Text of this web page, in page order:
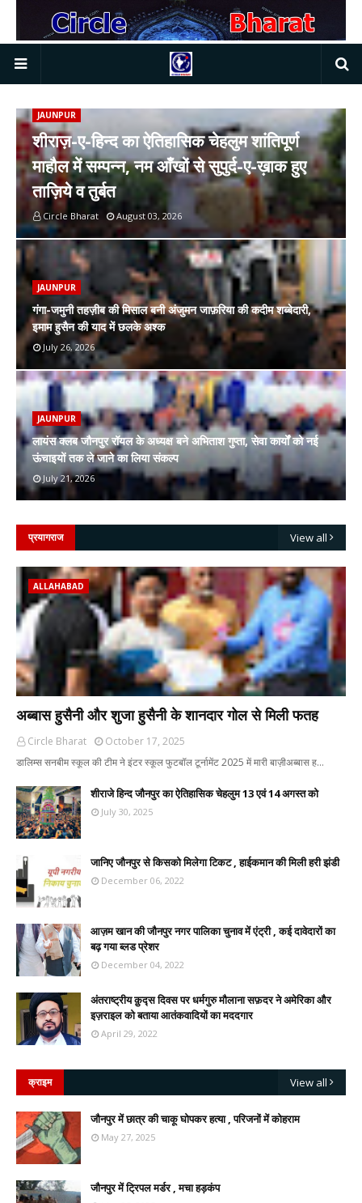
JAUNPUR
शीराज़-ए-हिन्द का ऐतिहासिक चेहलुम शांतिपूर्ण
माहौल में सम्पन्न, नम आँखों से सुपुर्द-ए-ख़ाक हुए
ताज़िये व तुर्बत
Circle Bharat August 03, 2026
JAUNPUR
गंगा-जमुनी तहज़ीब की मिसाल बनी अंजुमन जाफ़रिया की कदीम शब्बेदारी,
इमाम हुसैन की याद में छलके अश्क
July 26, 2026
JAUNPUR
लायंस क्लब जौनपुर रॉयल के अध्यक्ष बने अभिताश गुप्ता, सेवा कार्यों को नई
ऊंचाइयों तक ले जाने का लिया संकल्प
July 21, 2026
प्रयागराज View all
ALLAHABAD
अब्बास हुसैनी और शुजा हुसैनी के शानदार गोल से मिली फतह
Circle Bharat
October 17, 2025
डालिम्स सनबीम स्कूल की टीम ने इंटर स्कूल फुटबॉल टूर्नामेंट 2025 में मारी बाज़ीअब्बास ह…
शीराजे हिन्द जौनपुर का ऐतिहासिक चेहलुम 13 एवं 14 अगस्त को
July 30, 2025
जानिए जौनपुर से किसको मिलेगा टिकट , हाईकमान की मिली हरी झंडी
December 06, 2022
आज़म खान की जौनपुर नगर पालिका चुनाव में एंट्री , कई दावेदारों का
बढ़ गया ब्लड प्रेशर
December 04, 2022
अंतराष्ट्रीय क़ुद्स दिवस पर धर्मगुरु मौलाना सफ़दर ने अमेरिका और
इज़राइल को बताया आतंकवादियों का मददगार
April 29, 2022
क्राइम View all
जौनपुर में छात्र की चाकू घोपकर हत्या , परिजनों में कोहराम
May 27, 2025
जौनपुर में ट्रिपल मर्डर , मचा हड़कंप